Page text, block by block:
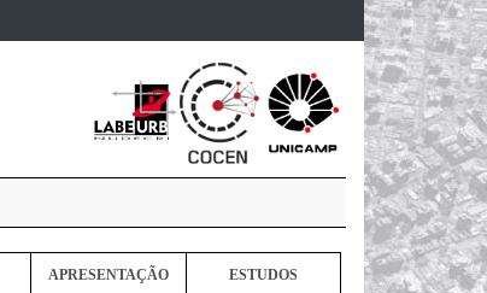
APRESENTAÇÃO ESTUDOS